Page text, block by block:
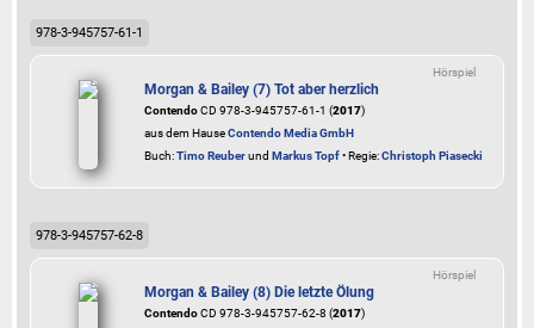
978-3-945757-61-1
Hörspiel
Morgan & Bailey (7) Tot aber herzlich
ContendoCD 978-3-945757-61-1 (2017)
aus dem HauseContendo Media GmbH
Buch:Timo Reuberund Markus Topf• Regie:Christoph Piasecki
978-3-945757-62-8
Hörspiel
Morgan & Bailey (8) Die letzte Ölung
ContendoCD 978-3-945757-62-8 (2017)